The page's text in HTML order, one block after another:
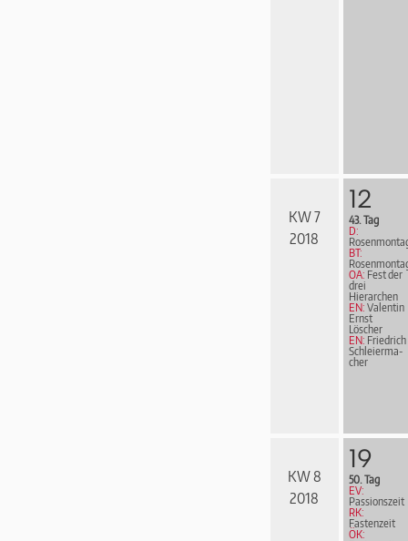
KW 7
2018
12
43. Tag
D:
BT:
OA: Fest der
drei
Hierarchen
EN: Valentin
Ernst
Löscher
EN: Friedrich
Schleier­ma­
cher
KW 8
2018
19
50. Tag
EV:
Passionszeit
RK:
Fastenzeit
ÖK: